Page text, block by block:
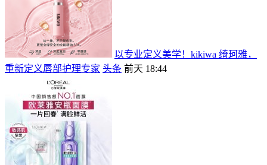
以专业定义美学！kikiwa 绮珂雅，
重新定义唇部护理专家 头条 前天 18:44